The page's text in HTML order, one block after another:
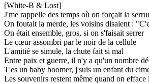
[White-B & Lost]
J'me rappellе des temps où on forçait la
On foutait la merde, les voisins disaient :
On était ensemble, gros, si on s'faisait serrer
Le cœur assombri par le noir de la cellule
L'amitié se simule, la chute fait si mal
Entre paix et guerre, il n'y a qu'un nombre
T'es un baby boomer, j'suis un enfant du
Les souvenirs restent même quand on efface